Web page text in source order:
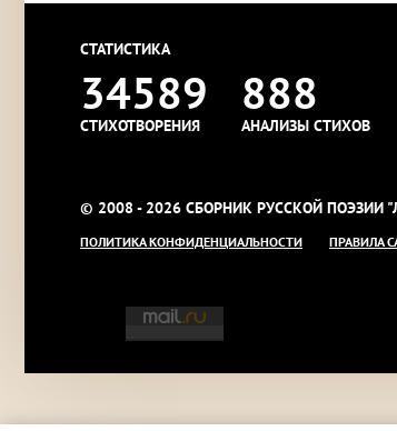
СТАТИСТИКА
34589
СТИХОТВОРЕНИЯ
888
АНАЛИЗЫ СТИХОВ
© 2008 - 2026 СБОРНИК РУССКОЙ ПОЭЗИИ
ПОЛИТИКА КОНФИДЕНЦИАЛЬНОСТИ ПРАВИЛА